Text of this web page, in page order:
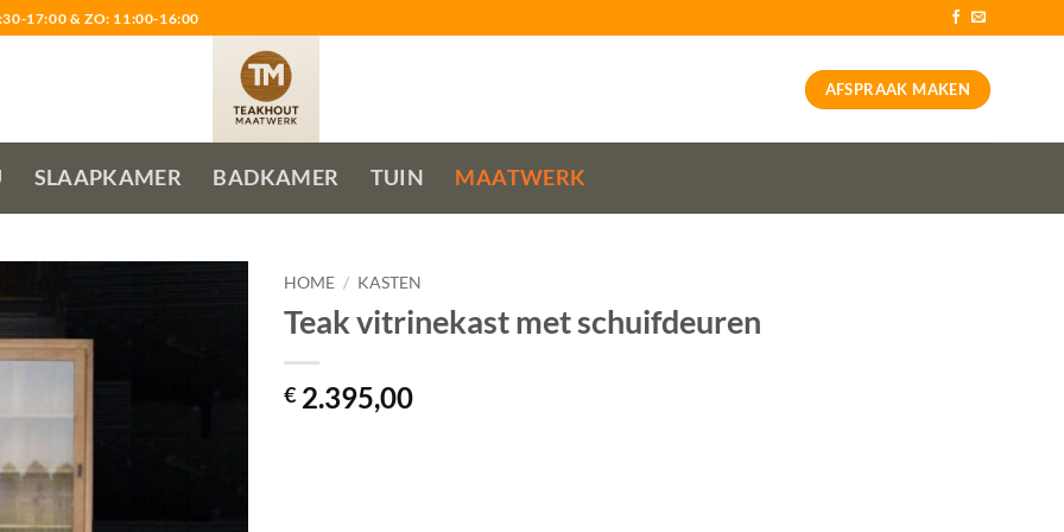
17:00 & ZO: 11:00-16:00
AFSPRAAK MAKEN
SLAAPKAMER BADKAMER TUIN MAATWERK
HOME / KASTEN
Teak vitrinekast met schuifdeuren
€ 2.395,00